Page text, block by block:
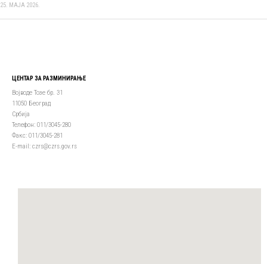
25. МАЈА 2026.
ЦЕНТАР ЗА РАЗМИНИРАЊЕ
Војводе Тозе бр. 31
11050 Београд
Србија
Телефон: 011/3045-280
Факс: 011/3045-281
Е-mail: czrs@czrs.gov.rs